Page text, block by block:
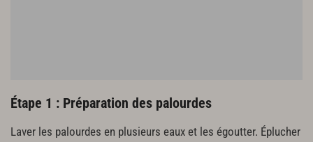
Étape 1 : Préparation des palourdes
Laver les palourdes en plusieurs eaux et les égoutter. Éplucher